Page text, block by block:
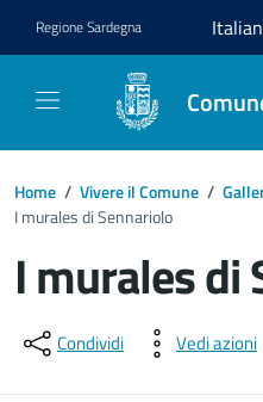
RegioneSardegna
Home / Vivere il Comune /
I murales di Sennariolo
I murales di
Dettagli del
Condividi Vedi azioni